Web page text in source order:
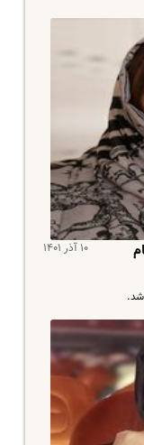
۱۰ آذر ۱۴۰۱
شد.